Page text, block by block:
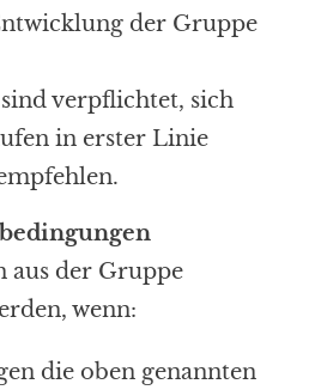
der Gruppe
verpflichtet, sich
in erster Linie
aus der Gruppe
wenn:
die oben genannten